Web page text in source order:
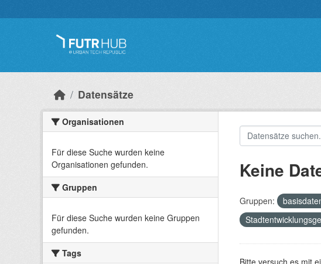
Datensätze
Organisationen
Für diese Suche wurden keine
Organisationen gefunden.
Gruppen
Für diese Suche wurden keine Gruppen
gefunden.
Tags
Keine
Gruppen:
Bitte versuch es mit